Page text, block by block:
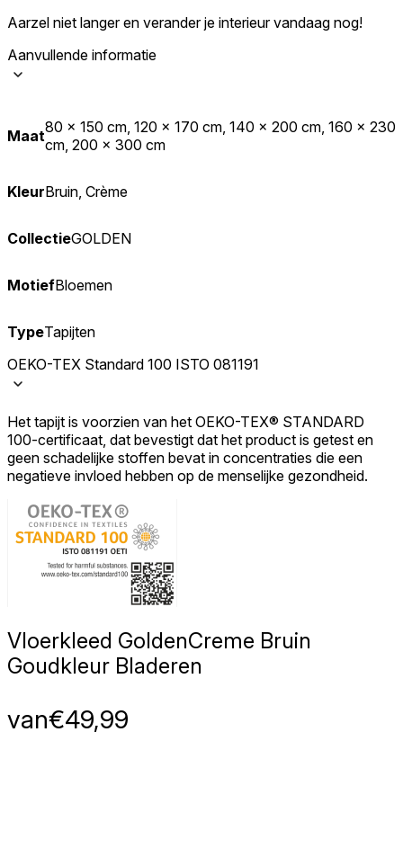
Aarzel niet langer en verander je interieur vandaag nog!
Aanvullende informatie
Maat80 x 150 cm, 120 x 170 cm, 140 x 200 cm, 160 x 230
cm, 200 x 300 cm
KleurBruin, Crème
CollectieGOLDEN
MotiefBloemen
TypeTapijten
OEKO-TEX Standard 100 ISTO 081191
Het tapijt is voorzien van het OEKO-TEX® STANDARD
100-certificaat, dat bevestigt dat het product is getest en
geen schadelijke stoffen bevat in concentraties die een
negatieve invloed hebben op de menselijke gezondheid.
Vloerkleed GoldenCreme Bruin
Goudkleur Bladeren
van€49,99